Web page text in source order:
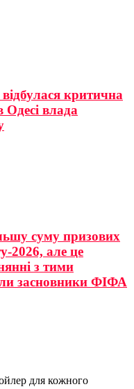
критична
Одесі влада
суму призових
2026, але це
з тими
засновники ФІФА
для кожного